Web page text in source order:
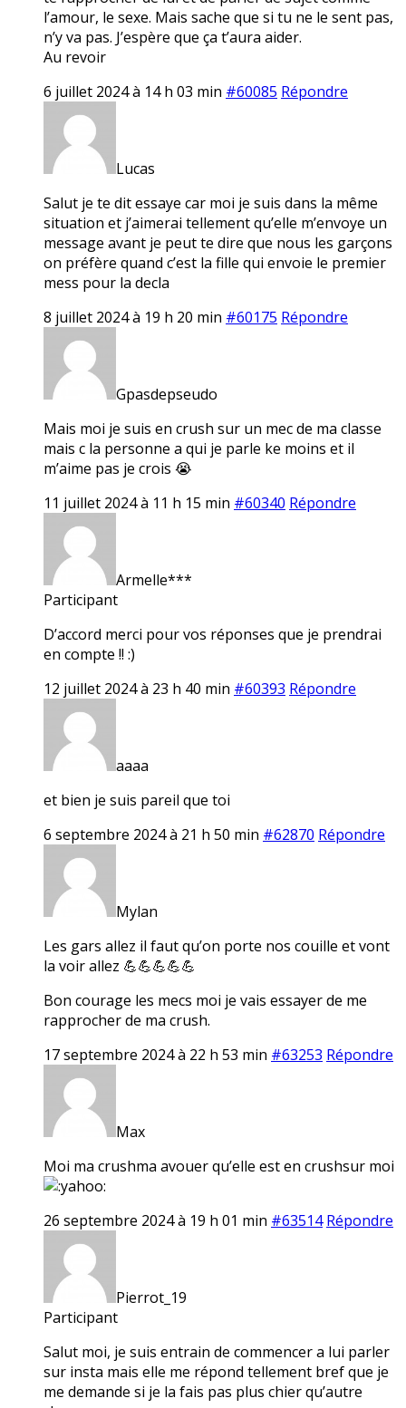
l’amour, le sexe. Mais sache que si tu ne le sent pas,
n’y va pas. J’espère que ça t’aura aider.
Au revoir
6 juillet 2024 à 14 h 03 min #60085 Répondre
Lucas
Salut je te dit essaye car moi je suis dans la même
situation et j’aimerai tellement qu’elle m’envoye un
message avant je peut te dire que nous les garçons
on préfère quand c’est la fille qui envoie le premier
mess pour la decla
8 juillet 2024 à 19 h 20 min #60175 Répondre
Gpasdepseudo
Mais moi je suis en crush sur un mec de ma classe
mais c la personne a qui je parle ke moins et il
m’aime pas je crois 😭
11 juillet 2024 à 11 h 15 min #60340 Répondre
Armelle***
Participant
D’accord merci pour vos réponses que je prendrai
en compte !! :)
12 juillet 2024 à 23 h 40 min #60393 Répondre
aaaa
et bien je suis pareil que toi
6 septembre 2024 à 21 h 50 min #62870 Répondre
Mylan
Les gars allez il faut qu’on porte nos couille et vont
la voir allez 💪💪💪💪💪
Bon courage les mecs moi je vais essayer de me
rapprocher de ma crush.
17 septembre 2024 à 22 h 53 min #63253 Répondre
Max
Moi ma crushma avouer qu’elle est en crushsur moi
26 septembre 2024 à 19 h 01 min #63514 Répondre
Pierrot_19
Participant
Salut moi, je suis entrain de commencer a lui parler
sur insta mais elle me répond tellement bref que je
me demande si je la fais pas plus chier qu’autre